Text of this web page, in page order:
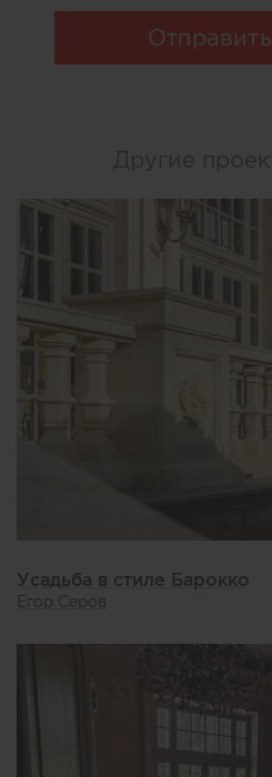
Отправить
Усадьба в стиле Барокко
Егор Серов